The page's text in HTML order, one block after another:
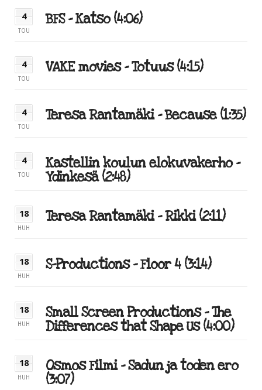
4
TOU
BFS – Katso (4:06)
4
TOU
VAKE movies – Totuus (4:15)
4
TOU
Teresa Rantamäki – Because (1:35)
4
TOU
Kastellin koulun elokuvakerho –
Ydinkesä (2:48)
18
HUH
Teresa Rantamäki – Rikki (2:11)
18
HUH
S-Productions – Floor 4 (3:14)
18
HUH
Small Screen Productions – The
Differences that Shape Us (4:00)
18
HUH
Osmos Filmi – Sadun ja toden ero
(3:07)